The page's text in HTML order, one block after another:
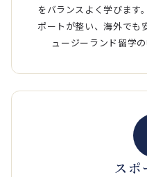
をバランスよく学びます
ポートが整い、海外でも
ュージーランド留学
スポ